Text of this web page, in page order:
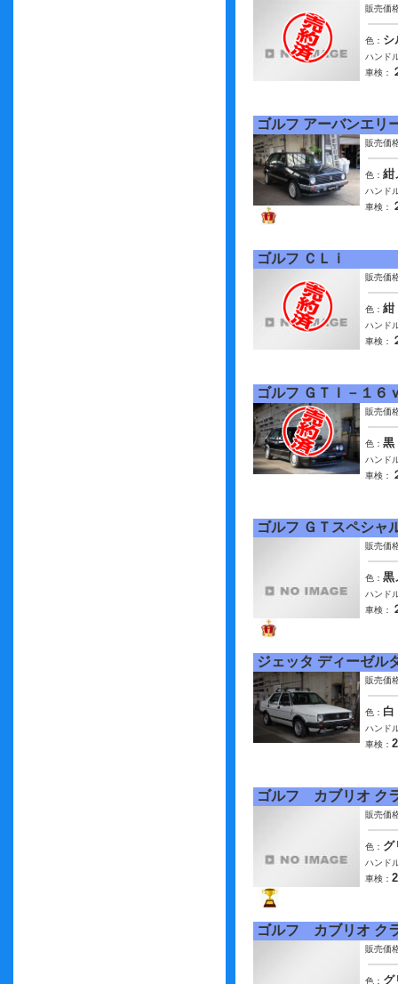
販売価
色： シ
ハンド
車検：
ゴルフ アーバンエリ
販売価
色： 紺
ハンド
車検：
ゴルフ ＣＬｉ
販売価
色： 紺
ハンド
車検：
ゴルフ ＧＴＩ－１６
販売価
色： 黒
ハンド
車検：
ゴルフ ＧＴスペシャ
販売価
色： 黒
ハンド
車検：
ジェッタ ディーゼル
販売価
色： 白
ハンド
車検：
ゴルフ カブリオ ク
販売価
色： グ
ハンド
車検：
ゴルフ カブリオ ク
販売価
色： グ